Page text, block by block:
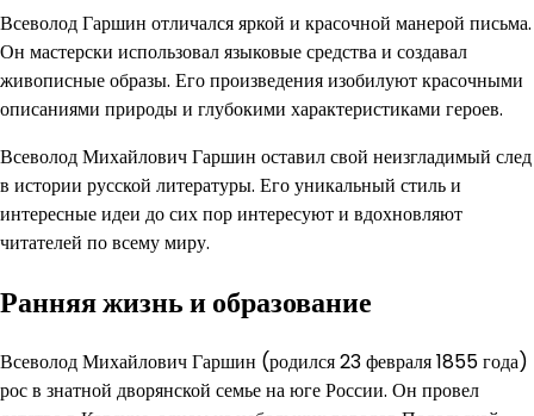
Всеволод Гаршин отличался яркой и красочной манерой письма.
Он мастерски использовал языковые средства и создавал
живописные образы. Его произведения изобилуют красочными
описаниями природы и глубокими характеристиками героев.
Всеволод Михайлович Гаршин оставил свой неизгладимый след
в истории русской литературы. Его уникальный стиль и
интересные идеи до сих пор интересуют и вдохновляют
читателей по всему миру.
Ранняя жизнь и образование
Всеволод Михайлович Гаршин (родился 23 февраля 1855 года)
рос в знатной дворянской семье на юге России. Он провел